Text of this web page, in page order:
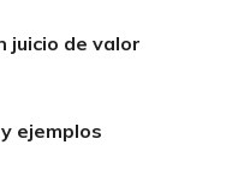
juicio de valor
ejemplos